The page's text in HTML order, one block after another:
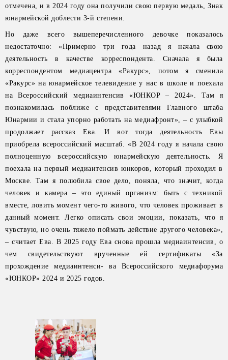
отмечена, и в 2024 году она получили свою первую медаль, Знак
юнармейской доблести 3-й степени.
Но даже всего вышеперечисленного девочке показалось
недостаточно: «Примерно три года назад я начала свою
деятельность в качестве корреспондента. Сначала я была
корреспондентом медиацентра «Ракурс», потом я сменила
«Ракурс» на юнармейское телевидение у нас в школе и поехала
на Всероссийский медиаинтенсив «ЮНКОР – 2024». Там я
познакомилась поближе с представителями Главного штаба
Юнармии и стала упорно работать на медиафронт», – с улыбкой
продолжает рассказ Ева. И вот тогда деятельность Евы
приобрела всероссийский масштаб. «В 2024 году я начала свою
полноценную всероссийскую юнармейскую деятельность. Я
поехала на первый медиаитенсив юнкоров, который проходил в
Москве. Там я полюбила свое дело, поняла, что значит, когда
человек и камера – это единый организм: быть с техникой
вместе, ловить момент чего-то живого, что человек проживает в
данный момент. Легко описать свои эмоции, показать, что я
чувствую, но очень тяжело поймать действие другого человека»,
– считает Ева. В 2025 году Ева снова прошла медиаинтенсив, о
чем свидетельствуют врученные ей сертификаты «За
прохождение медиаинтенси- ва Всероссийского медиафорума
«ЮНКОР» 2024 и 2025 годов.